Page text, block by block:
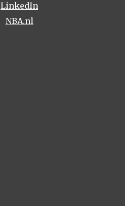
LinkedIn
NBA.nl